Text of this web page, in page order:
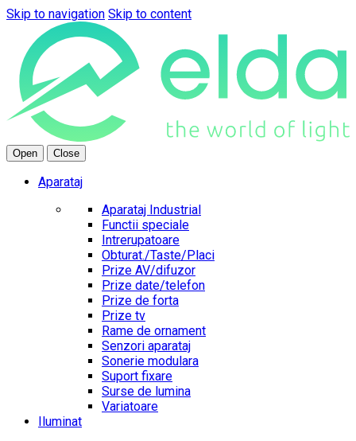
Skip to navigation Skip to content
Open Close
Aparataj
Aparataj Industrial
Functii speciale
Intrerupatoare
Obturat./Taste/Placi
Prize AV/difuzor
Prize date/telefon
Prize de forta
Prize tv
Rame de ornament
Senzori aparataj
Sonerie modulara
Suport fixare
Surse de lumina
Variatoare
Iluminat